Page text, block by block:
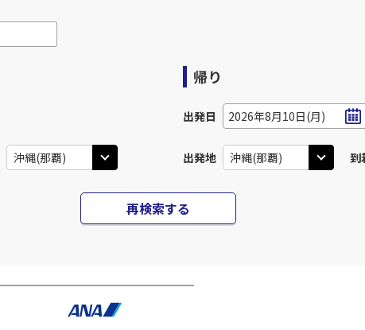
帰り
出発日 2026年8月10日(月)
出発地 到
再検索する